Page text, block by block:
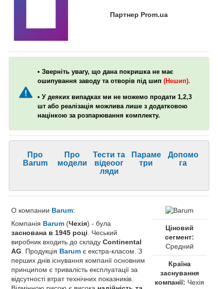
Партнер Prom.ua
• Зверніть увагу, що дана покришка не має
ошипування заводу та отворів під шип (Нешип).
• У деяких випадках ми не можемо продати 1,2,3
шт або реалізація можлива лише з додатковою
націнкою за розпарювання комплекту.
Про
Barum
Про
модели
Тести та
відеоог
ляди
Параме
три
Допомо
га
О компании Barum:
Компанія Barum (Чехія) - була
заснована в 1945 році . Чеський
виробник входить до складу Continental
AG . Продукція Barum є екстра-класом. З
перших днів існування компанії основним
принципом є тривалість експлуатації за
відсутності втрат технічних показників.
Ціновий
сегмент:
Средний
Країна
заснування
компанії: Чехія